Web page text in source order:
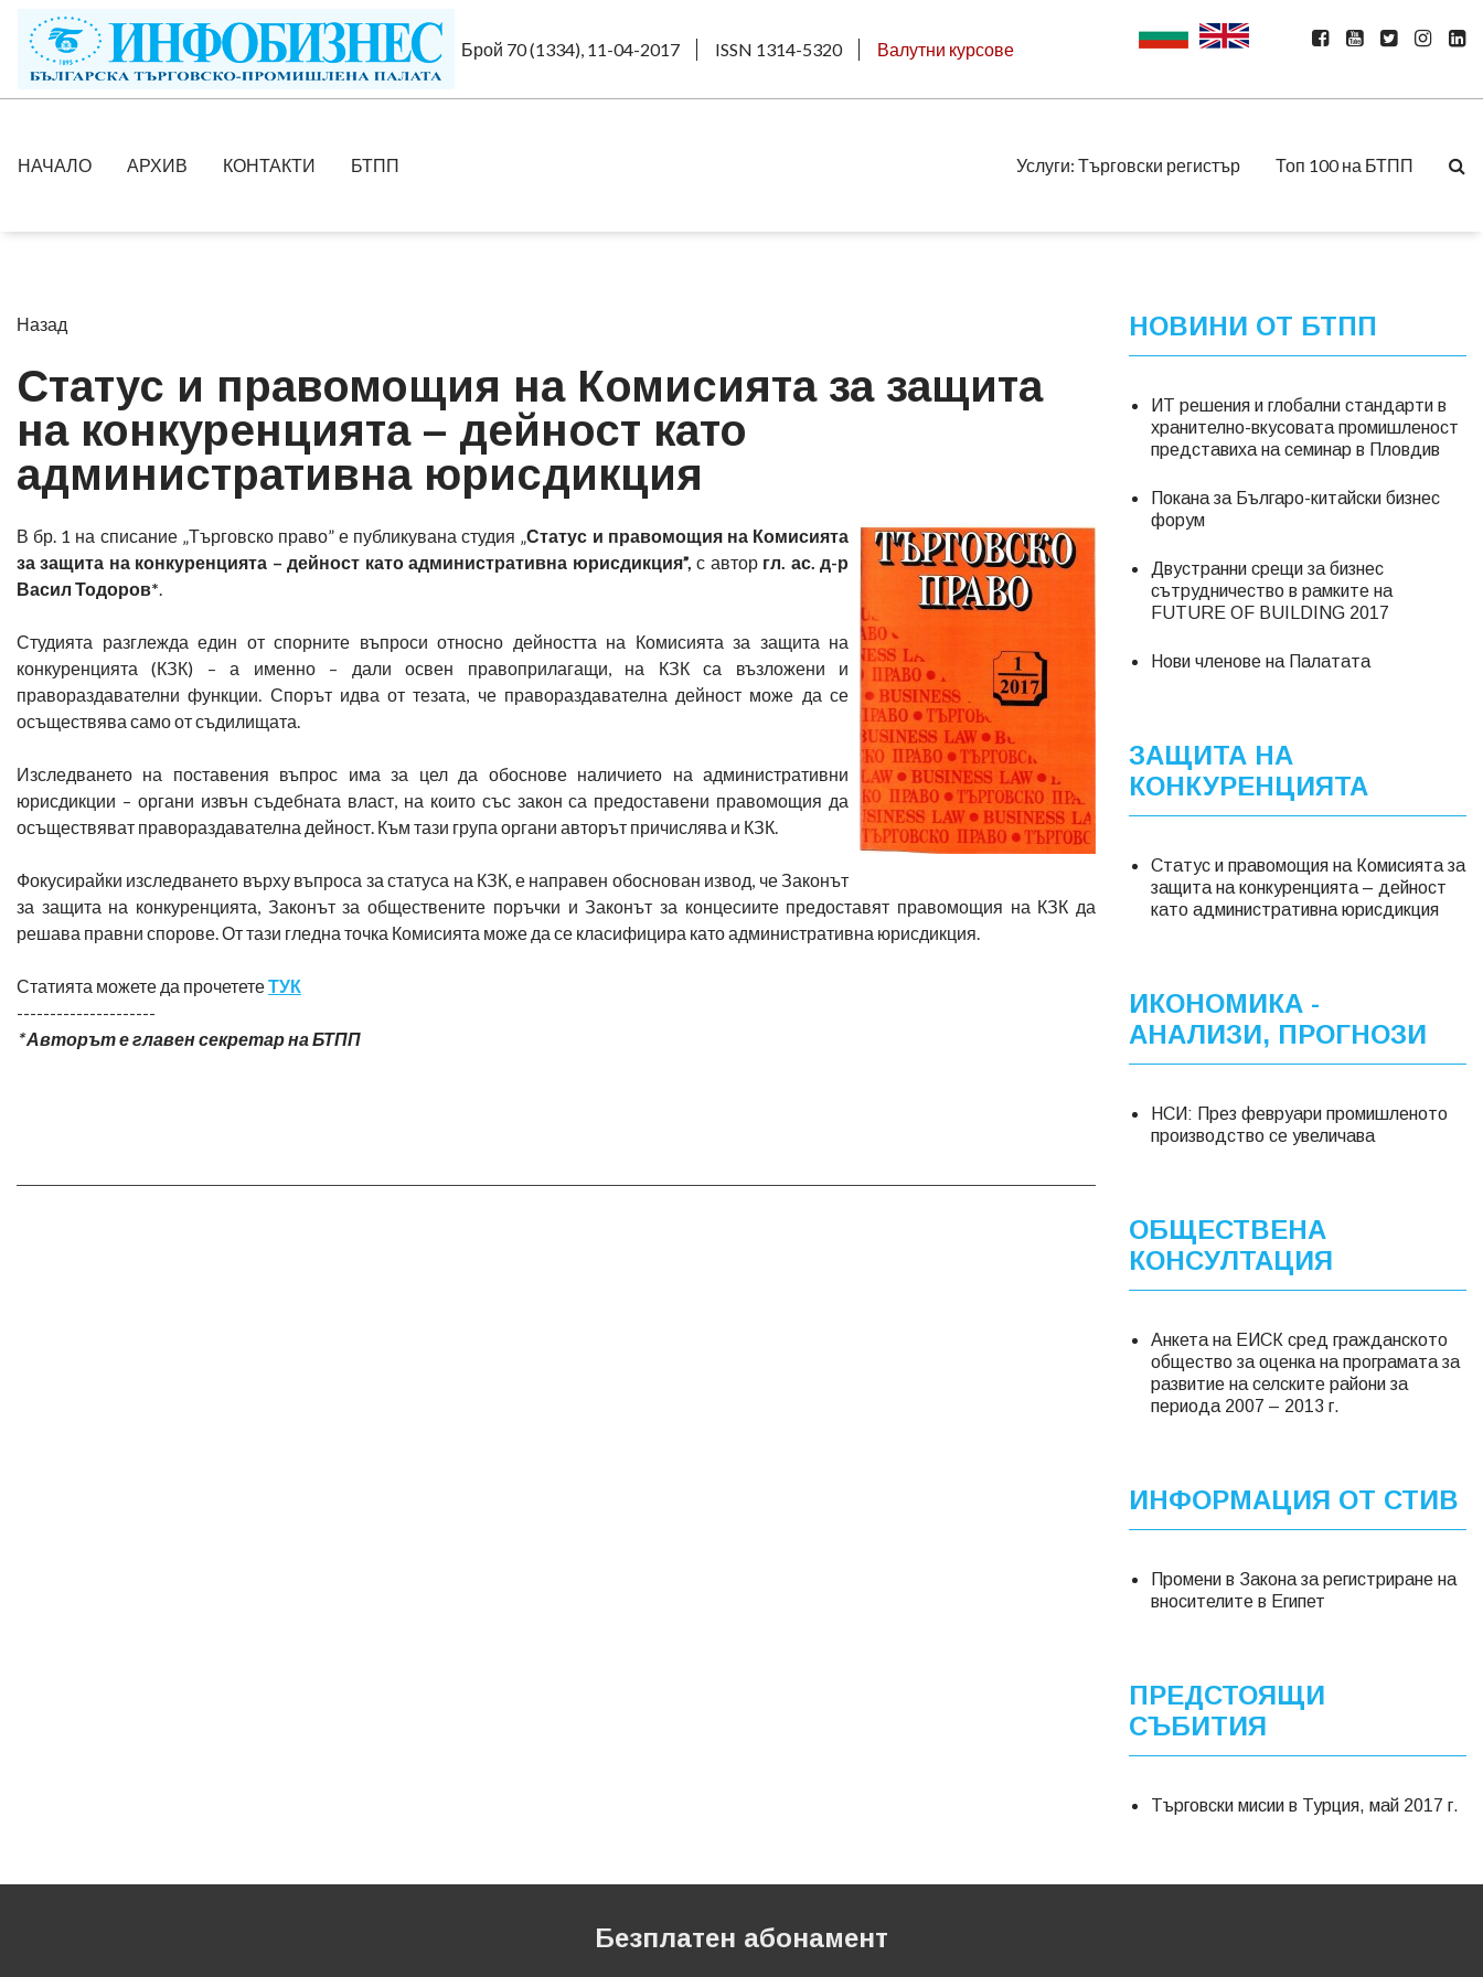
Брой 70 (1334), 11-04-2017 ISSN 1314-5320 Валутни курсове
НАЧАЛО АРХИВ КОНТАКТИ БТПП Услуги: Търговски регистър Топ 100 на БТПП
Назад
Статус и правомощия на Комисията за защита
на конкуренцията – дейност като
административна юрисдикция
В бр. 1 на списание „Търговско право” е публикувана студия „Статус и правомощия на Комисията
за защита на конкуренцията – дейност като административна юрисдикция”,с автор гл. ас. д-р
Васил Тодоров*.
Студията разглежда един от спорните въпроси относно дейността на Комисията за защита на
конкуренцията (КЗК) – а именно – дали освен правоприлагащи, на КЗК са възложени и
правораздавателни функции. Спорът идва от тезата, че правораздавателна дейност може да се
осъществява само от съдилищата.
Изследването на поставения въпрос има за цел да обоснове наличието на административни
юрисдикции – органи извън съдебната власт, на които със закон са предоставени правомощия да
осъществяват правораздавателна дейност. Към тази група органи авторът причислява и КЗК.
Фокусирайки изследването върху въпроса за статуса на КЗК, е направен обоснован извод, че Законът
за защита на конкуренцията, Законът за обществените поръчки и Законът за концесиите предоставят правомощия на КЗК да
решава правни спорове. От тази гледна точка Комисията може да се класифицира като административна юрисдикция.
Статията можете да прочететеТУК
---------------------
* Авторът е главен секретар на БТПП
НОВИНИ ОТ БТПП
ИТ решения и глобални стандарти в
хранително-вкусовата промишленост
представиха на семинар в Пловдив
Покана за Българо-китайски бизнес
форум
Двустранни срещи за бизнес
сътрудничество в рамките на
FUTURE OF BUILDING 2017
Нови членове на Палатата
ЗАЩИТА НА
КОНКУРЕНЦИЯТА
Статус и правомощия на Комисията за
защита на конкуренцията – дейност
като административна юрисдикция
ИКОНОМИКА -
АНАЛИЗИ, ПРОГНОЗИ
НСИ: През февруари промишленото
производство се увеличава
ОБЩЕСТВЕНА
КОНСУЛТАЦИЯ
Анкета на ЕИСК сред гражданското
общество за оценка на програмата за
развитие на селските райони за
периода 2007 – 2013 г.
ИНФОРМАЦИЯ ОТ СТИВ
Промени в Закона за регистриране на
вносителите в Египет
ПРЕДСТОЯЩИ
СЪБИТИЯ
Търговски мисии в Турция, май 2017 г.
Безплатен абонамент